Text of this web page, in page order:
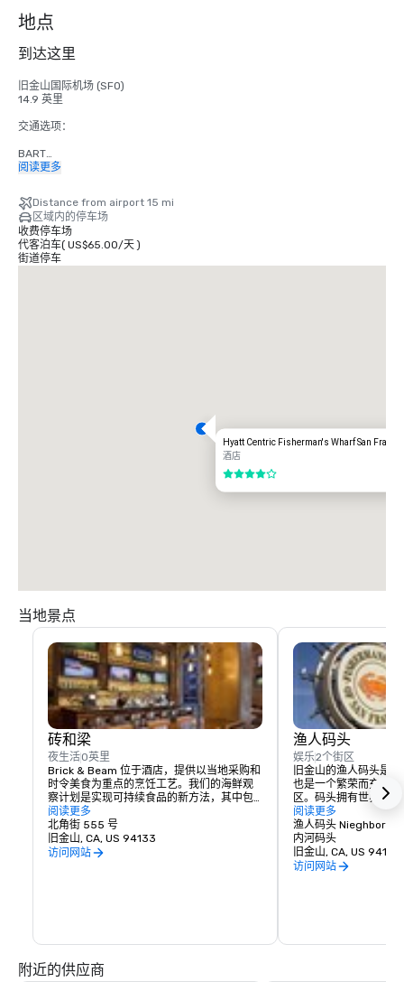
地点
到达这里
旧金山国际机场 (SFO)
14.9 英里
交通选项：
BART
成人
有轨电车
时间：周一至周五-凌晨 4 点至午夜，周六-早上 6 点至午夜，周日-上午 8 点
至午夜。
免费
阅读更多
Distance from airport 15 mi
区域内的停车场
收费停车场
代客泊车( US$65.00/天)
街道停车
Hyatt Centric Fisherman's Wharf San
酒店
4/5
当地景点
砖和梁
夜生活0英里
Brick & Beam 位于酒店，提供以当地采购和
时令美食为重点的烹饪工艺。我们的海鲜观
察计划是实现可持续食品的新方法，其中包
括精心采购和精心挑选的当地食品的负责任
菜单。从注重健康的有机食品到舒适的食
物，Brick & Beam 一定能满足任何美食家的
渴望。Brick & Beam 餐厅供应午餐和晚餐，
阅读更多
北角街 555 号
旧金山, CA, US 94133
访问网站
渔人码头
娱乐2个街区
旧金山的渔人码头是
也是一个繁荣而充满
区。码头拥有世界一
和无尽的娱乐机会，
的地方。
阅读更多
渔人码头
内河码头
旧金山, CA, US 94133
访问网站
附近的供应商